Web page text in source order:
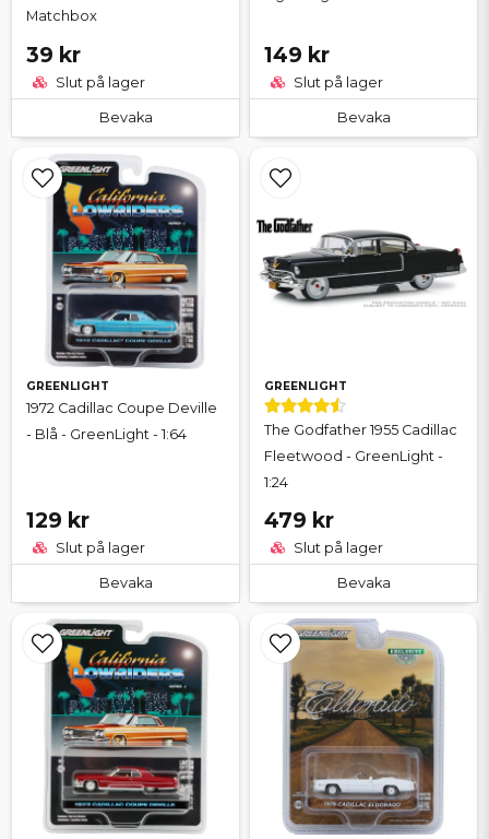
Matchbox
39 kr
Slut på lager
Bevaka
149 kr
Slut på lager
Bevaka
GREENLIGHT
1972 Cadillac Coupe Deville
- Blå - GreenLight - 1:64
129 kr
Slut på lager
Bevaka
GREENLIGHT
The Godfather 1955 Cadillac
Fleetwood - GreenLight -
1:24
479 kr
Slut på lager
Bevaka